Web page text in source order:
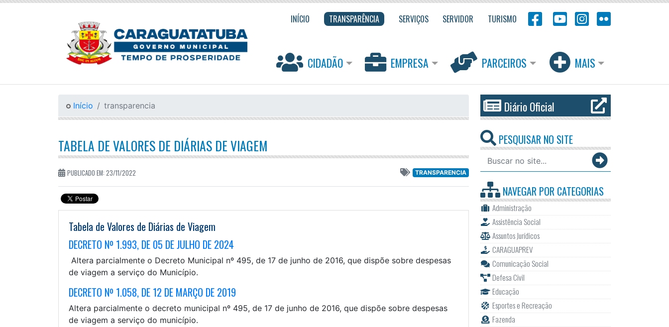
INÍCIO TRANSPARÊNCIA SERVIÇOS SERVIDOR TURISMO
CIDADÃO EMPRESA PARCEIROS MAIS
Início transparencia
TABELA DE VALORES DE DIÁRIAS DE VIAGEM
PUBLICADO EM: 23/11/2022 TRANSPARENCIA
Tabela de Valores de Diárias de Viagem
DECRETO Nº 1.993, DE 05 DE JULHO DE 2024
Altera parcialmente o Decreto Municipal nº 495, de 17 de junho de 2016, que dispõe sobre despesas
de viagem a serviço do Município.
DECRETO Nº 1.058, DE 12 DE MARÇO DE 2019
Altera parcialmente o decreto municipal nº 495, de 17 de junho de 2016, que dispõe sobre despesas
de viagem a serviço do município.
Diário Oficial
PESQUISAR NO SITE
NAVEGAR PORCATEGORIAS
Administração
Assistência Social
Assuntos Jurídicos
CARAGUAPREV
Comunicação Social
Defesa Civil
Educação
Esportes e Recreação
Fazenda